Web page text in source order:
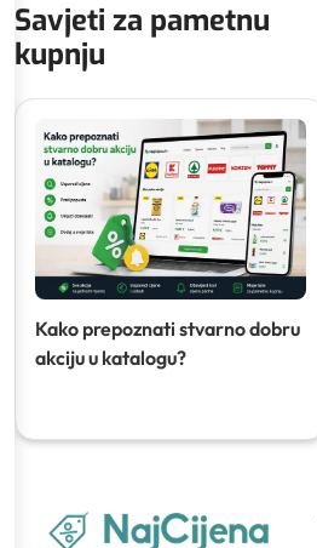
Savjeti za pametnu
kupnju
Kako prepoznati stvarno dobru
akciju u katalogu?